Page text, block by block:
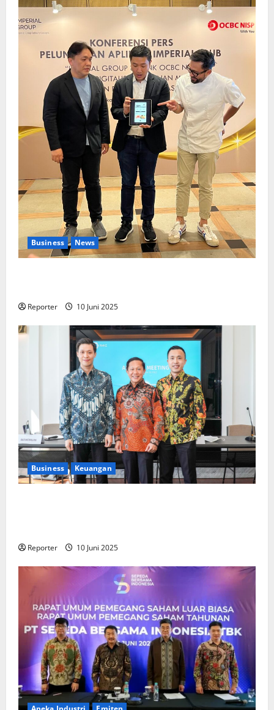
Business News
Reporter 10 Juni 2025
Business Keuangan
Reporter 10 Juni 2025